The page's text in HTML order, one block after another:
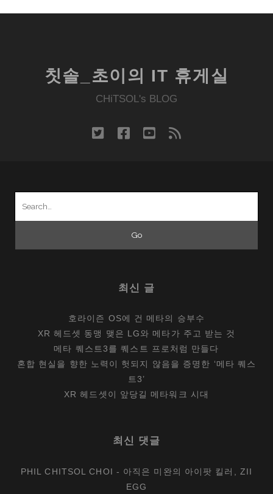
칫솔_초이의 IT 휴게실
CHiTSOL's BLOG
twitterfacebook
youtube
rss
최신 글
호라이즌 OS에 건 메타의 승부수
XR 헤드셋 동맹 맺은 LG와 메타가 주고 받는 것
메타 퀘스트3를 퀘스트 프로처럼 만들다
혼합 현실을 향한 노력이 헛되지 않음을 증명한 ‘메타 퀘스
트3’
XR 헤드셋이 앞당길 메타워크 시대
최신 댓글
PHIL CHITSOL CHOI - 아직은 미완의 아이팟 킬러, ZII
EGG